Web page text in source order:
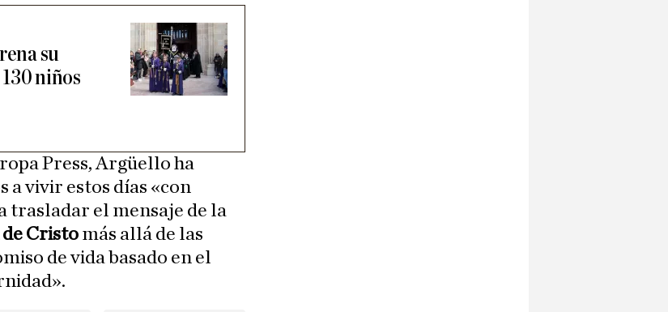
su
niños
Press, Argüello ha
a vivir estos días «con
trasladar el mensaje de la
Cristo más allá de las
de vida basado en el